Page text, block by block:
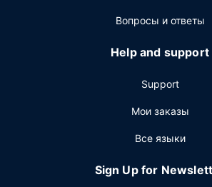
Вопросы и ответы
Help and support
Support
Мои заказы
Все языки
Sign Up for